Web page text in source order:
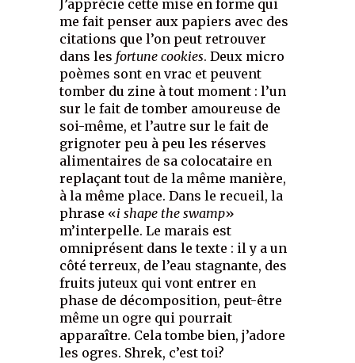
J’apprécie cette mise en forme qui
me fait penser aux papiers avec des
citations que l’on peut retrouver
dans les fortune cookies. Deux micro
poèmes sont en vrac et peuvent
tomber du zine à tout moment : l’un
sur le fait de tomber amoureuse de
soi-même, et l’autre sur le fait de
grignoter peu à peu les réserves
alimentaires de sa colocataire en
replaçant tout de la même manière,
à la même place. Dans le recueil, la
phrase «i shape the swamp»
m’interpelle. Le marais est
omniprésent dans le texte : il y a un
côté terreux, de l’eau stagnante, des
fruits juteux qui vont entrer en
phase de décomposition, peut-être
même un ogre qui pourrait
apparaître. Cela tombe bien, j’adore
les ogres. Shrek, c’est toi?